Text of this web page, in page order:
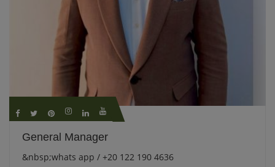
General Manager
&nbsp;whats app / +20 122 190 4636